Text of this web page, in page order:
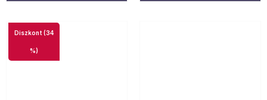
(34
%)